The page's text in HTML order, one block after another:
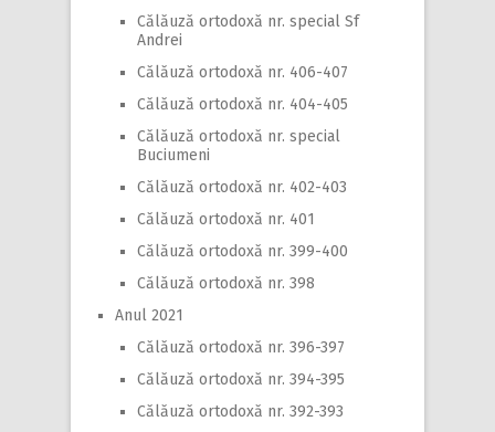
Călăuză ortodoxă nr. special Sf
Andrei
Călăuză ortodoxă nr. 406-407
Călăuză ortodoxă nr. 404-405
Călăuză ortodoxă nr. special
Buciumeni
Călăuză ortodoxă nr. 402-403
Călăuză ortodoxă nr. 401
Călăuză ortodoxă nr. 399-400
Călăuză ortodoxă nr. 398
Anul 2021
Călăuză ortodoxă nr. 396-397
Călăuză ortodoxă nr. 394-395
Călăuză ortodoxă nr. 392-393